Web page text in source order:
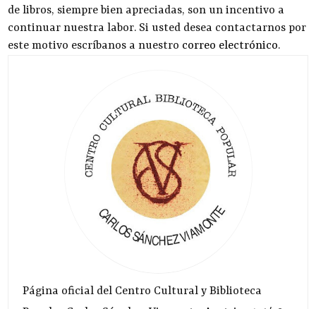
de libros, siempre bien apreciadas, son un incentivo a
continuar nuestra labor. Si usted desea contactarnos por
este motivo escríbanos a nuestro correo electrónico.
Página oficial del Centro Cultural y Biblioteca